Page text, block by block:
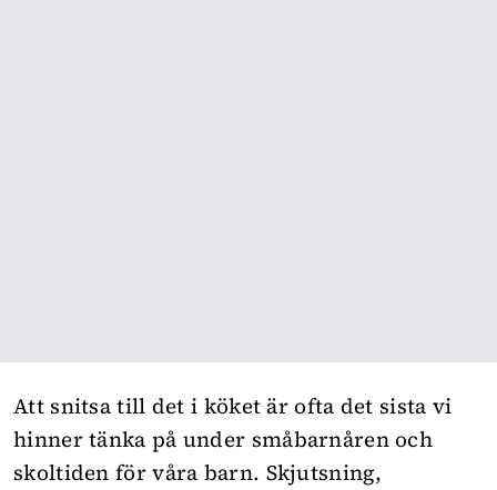
Att snitsa till det i köket är ofta det sista vi
hinner tänka på under småbarnåren och
skoltiden för våra barn. Skjutsning,